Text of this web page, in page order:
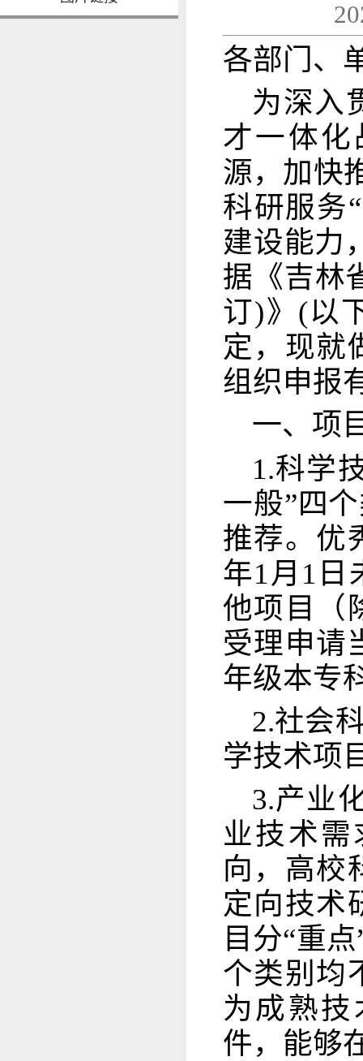
各部门、
为深入
才一体化
源，加快
科研服务
建设能力
据《吉林
订)》(以
定，现就
组织申报
一、项
1.科学
一般”四
推荐。优
年1月1日
他项目（
受理申请
年级本专
2.社会
学技术项
3.产业
业技术需
向，高校
定向技术
目分“重
个类别均
为成熟
件，能够